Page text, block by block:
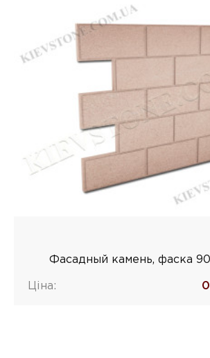
Фасадный камень, фаска
Ціна: